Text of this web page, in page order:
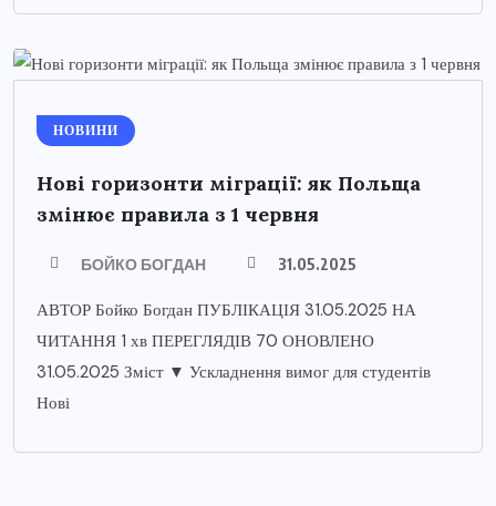
НОВИНИ
Нові горизонти міграції: як Польща
змінює правила з 1 червня
БОЙКО БОГДАН 31.05.2025
АВТОР Бойко Богдан ПУБЛІКАЦІЯ 31.05.2025 НА
ЧИТАННЯ 1 хв ПЕРЕГЛЯДІВ 70 ОНОВЛЕНО
31.05.2025 Зміст ▼ Ускладнення вимог для студентів
Нові